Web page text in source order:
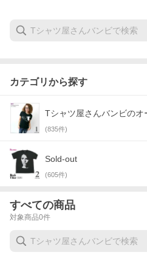
カテゴリから探す
Tシャツ屋さんバンビのオ
(835件)
Sold-out
(605件)
すべての商品
対象商品0件